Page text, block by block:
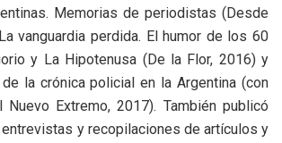
Memorias de periodistas (Desde
vanguardia perdida. El humor de los 60
y La Hipotenusa (De la Flor, 2016) y
de la crónica policial en la Argentina (con
Nuevo Extremo, 2017). También publicó
y recopilaciones de artículos y